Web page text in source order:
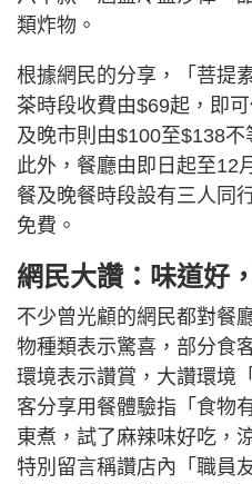
類炸物。
根據網民的分享，「菩提
茶時段收費由$69起，即
及晚市則由$100至$138不
此外，餐廳由即日起至12
餐及晚餐時段設有三人同
免費。
網民大讚：味道好
不少曾光顧的網民都對餐
物種類表示驚喜，部分食
環境表示讚賞，大讚環境
客分享用餐體驗指「食物
東煮，試了麻辣味好吃，
特別留言稱讚店內「職員